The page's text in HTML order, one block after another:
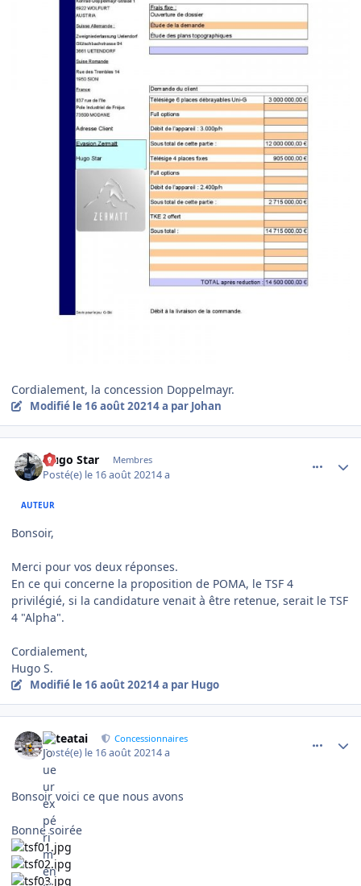
Cordialement, la concession Doppelmayr.
Modifié le 16 août 20214 a par Johan
Hugo Star Membres
Posté(e) le 16 août 20214 a
AUTEUR
Bonsoir,
Merci pour vos deux réponses.
En ce qui concerne la proposition de POMA, le TSF 4
privilégié, si la candidature venait à être retenue, serait le TSF
4 "Alpha".
Cordialement,
Hugo S.
Modifié le 16 août 20214 a par Hugo
eliteatai Concessionnaires
Posté(e) le 16 août 20214 a
Bonsoir voici ce que nous avons
Bonne soirée